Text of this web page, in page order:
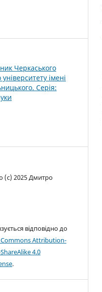
Черкаського
імені
Серія:
(c) 2025 Дмитро
відповідно до
Attribution-
4.0
.